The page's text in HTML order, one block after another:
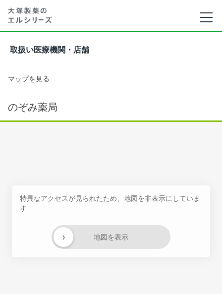
取扱い医療機関・店舗
マップを見る
のぞみ薬局
特異なアクセスが見られたため、地図を非表示にしていま
す
地図を表示
›